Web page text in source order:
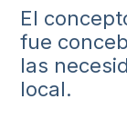
El
fue
las
local.